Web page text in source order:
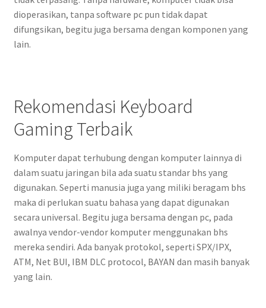
dioperasikan, tanpa software pc pun tidak dapat
difungsikan, begitu juga bersama dengan komponen yang
lain.
Rekomendasi Keyboard
Gaming Terbaik
Komputer dapat terhubung dengan komputer lainnya di
dalam suatu jaringan bila ada suatu standar bhs yang
digunakan. Seperti manusia juga yang miliki beragam bhs
maka di perlukan suatu bahasa yang dapat digunakan
secara universal. Begitu juga bersama dengan pc, pada
awalnya vendor-vendor komputer menggunakan bhs
mereka sendiri. Ada banyak protokol, seperti SPX/IPX,
ATM, Net BUI, IBM DLC protocol, BAYAN dan masih banyak
yang lain.